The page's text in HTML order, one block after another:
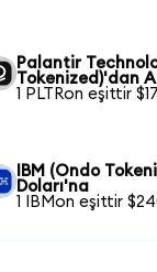
Palantir
Tokenized)'dan
1 PLTRon eşittir
IBM (Ondo
Doları'na
1 IBMon eşittir